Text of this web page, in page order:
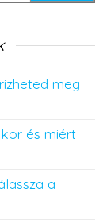
meg
és miért
a